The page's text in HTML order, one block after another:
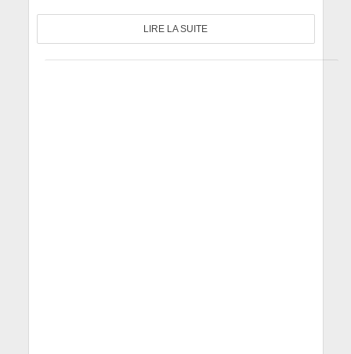
LIRE LA SUITE